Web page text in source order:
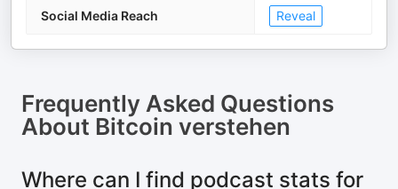
Social Media Reach Reveal
Frequently Asked Questions
About Bitcoin verstehen
Where can I find podcast stats for